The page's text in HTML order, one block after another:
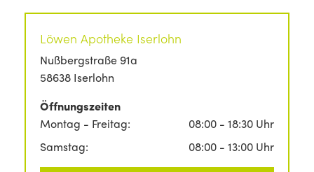
Löwen Apotheke Iserlohn
Nußbergstraße 91a
58638 Iserlohn
Öffnungszeiten
Montag - Freitag:
08:00 - 18:30 Uhr
Samstag:
08:00 - 13:00 Uhr